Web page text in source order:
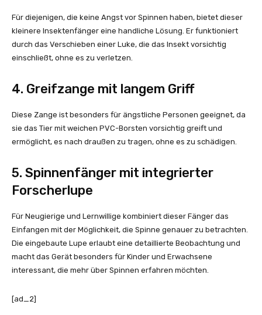
Für diejenigen, die keine Angst vor Spinnen haben, bietet dieser
kleinere Insektenfänger eine handliche Lösung. Er funktioniert
durch das Verschieben einer Luke, die das Insekt vorsichtig
einschließt, ohne es zu verletzen.
4. Greifzange mit langem Griff
Diese Zange ist besonders für ängstliche Personen geeignet, da
sie das Tier mit weichen PVC-Borsten vorsichtig greift und
ermöglicht, es nach draußen zu tragen, ohne es zu schädigen.
5. Spinnenfänger mit integrierter
Forscherlupe
Für Neugierige und Lernwillige kombiniert dieser Fänger das
Einfangen mit der Möglichkeit, die Spinne genauer zu betrachten.
Die eingebaute Lupe erlaubt eine detaillierte Beobachtung und
macht das Gerät besonders für Kinder und Erwachsene
interessant, die mehr über Spinnen erfahren möchten.
[ad_2]